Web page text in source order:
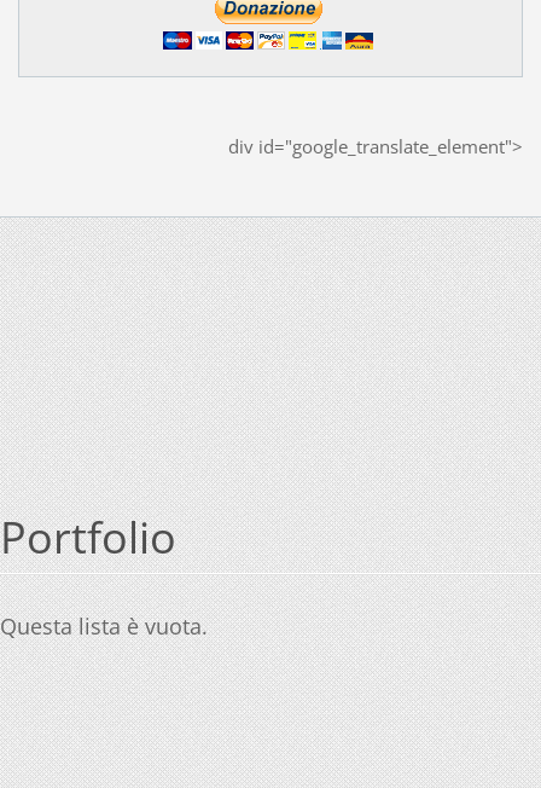
div id="google_translate_element">
Portfolio
Questa lista è vuota.